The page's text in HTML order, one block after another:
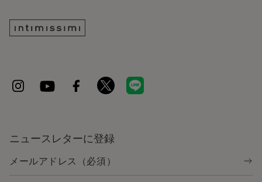
ニュースレターに登録